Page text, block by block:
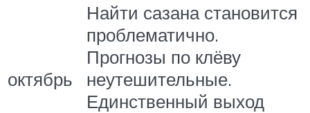
октябрь
Найти сазана становится
проблематично.
Прогнозы по клёву
неутешительные.
Единственный выход